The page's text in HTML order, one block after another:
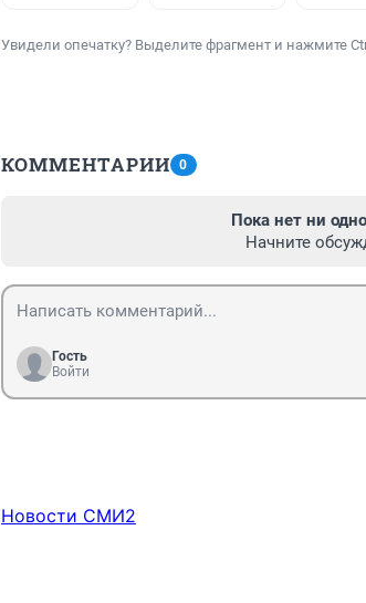
Увидели опечатку? Выделите фрагмент и нажмите
КОММЕНТАРИИ 0
Пока нет ни
Начните
Гость
Войти
Новости СМИ2